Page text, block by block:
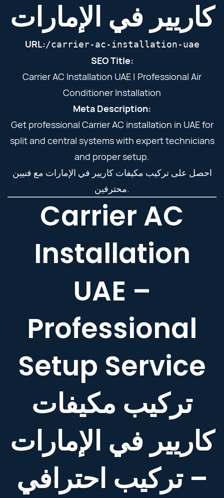
كاريير في الإمارات
URL:/carrier-ac-installation-uae
SEO Title:
Carrier AC Installation UAE | Professional Air
Conditioner Installation
Meta Description:
Get professional Carrier AC installation in UAE for
split and central systems with expert technicians
and proper setup.
احصل على تركيب مكيفات كاريير في الإمارات مع فنيين
محترفين.
Carrier AC
Installation
UAE –
Professional
Setup Service
تركيب مكيفات
كاريير في الإمارات
– تركيب احترافي